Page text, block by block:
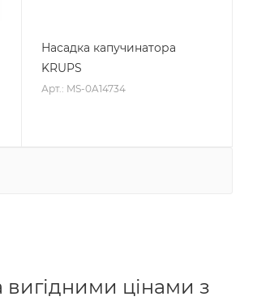
Насадка капучинатора
KRUPS
Арт.: MS-0A14734
вигідними цінами з